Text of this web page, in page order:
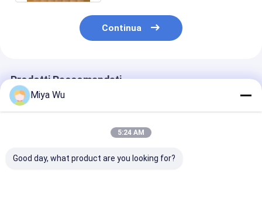
Continua
Prodotti Raccomandati
Miya Wu
5:24 AM
Good day, what product are you looking for?